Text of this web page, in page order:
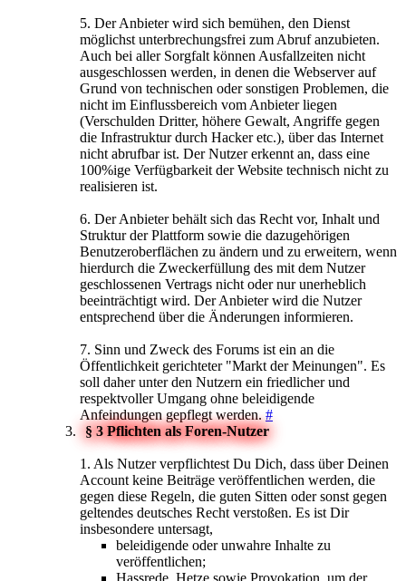
5. Der Anbieter wird sich bemühen, den Dienst
möglichst unterbrechungsfrei zum Abruf anzubieten.
Auch bei aller Sorgfalt können Ausfallzeiten nicht
ausgeschlossen werden, in denen die Webserver auf
Grund von technischen oder sonstigen Problemen, die
nicht im Einflussbereich vom Anbieter liegen
(Verschulden Dritter, höhere Gewalt, Angriffe gegen
die Infrastruktur durch Hacker etc.), über das Internet
nicht abrufbar ist. Der Nutzer erkennt an, dass eine
100%ige Verfügbarkeit der Website technisch nicht zu
realisieren ist.
6. Der Anbieter behält sich das Recht vor, Inhalt und
Struktur der Plattform sowie die dazugehörigen
Benutzeroberflächen zu ändern und zu erweitern, wenn
hierdurch die Zweckerfüllung des mit dem Nutzer
geschlossenen Vertrags nicht oder nur unerheblich
beeinträchtigt wird. Der Anbieter wird die Nutzer
entsprechend über die Änderungen informieren.
7. Sinn und Zweck des Forums ist ein an die
Öffentlichkeit gerichteter "Markt der Meinungen". Es
soll daher unter den Nutzern ein friedlicher und
respektvoller Umgang ohne beleidigende
Anfeindungen gepflegt werden. #
§ 3 Pflichten als Foren-Nutzer
1. Als Nutzer verpflichtest Du Dich, dass über Deinen
Account keine Beiträge veröffentlichen werden, die
gegen diese Regeln, die guten Sitten oder sonst gegen
geltendes deutsches Recht verstoßen. Es ist Dir
insbesondere untersagt,
beleidigende oder unwahre Inhalte zu
veröffentlichen;